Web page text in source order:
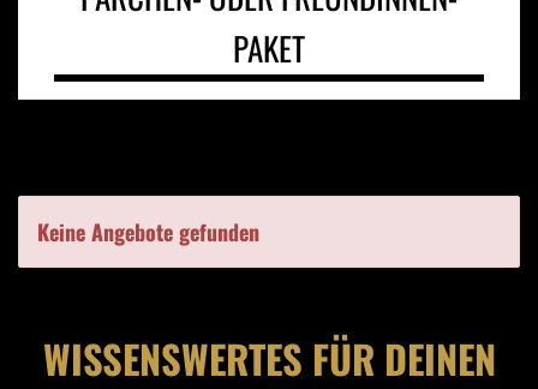
PAKET
Keine Angebote gefunden
WISSENSWERTES FÜR DEINEN